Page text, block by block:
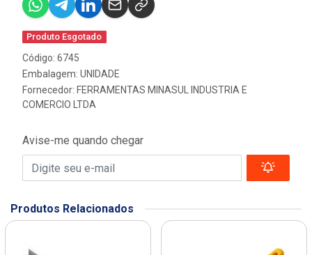
Produto Esgotado
Código: 6745
Embalagem: UNIDADE
Fornecedor: FERRAMENTAS MINASUL INDUSTRIA E
COMERCIO LTDA
Avise-me quando chegar
Produtos Relacionados